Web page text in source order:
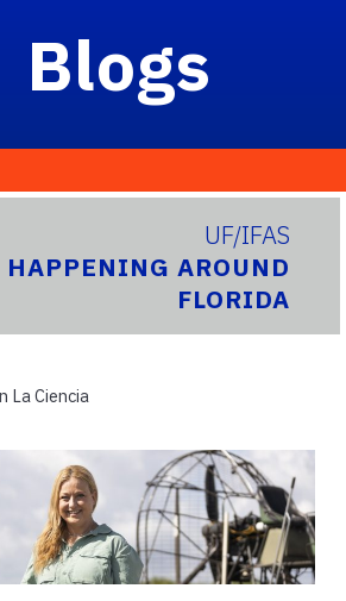
Blogs
UF/IFAS
AROUND
FLORIDA
La Ciencia